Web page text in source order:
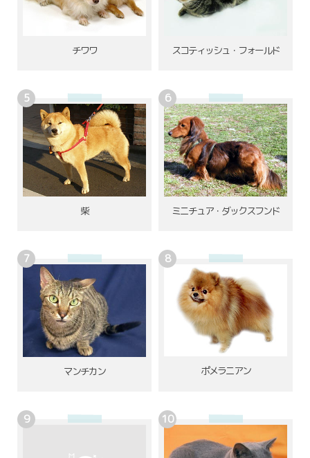
チワワ スコティッシュ・フォールド
柴 ミニチュア・ダックスフンド
マンチカン ポメラニアン